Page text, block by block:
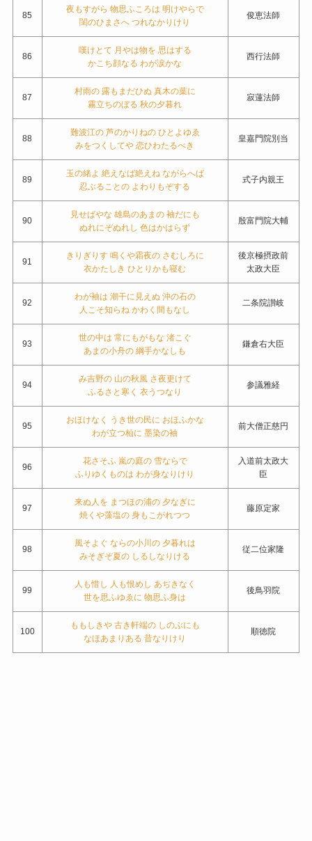
85
夜もすがら 物思ふころは 明けやらで
閨のひまさへ つれなかりけり
俊恵法師
86
嘆けとて 月やは物を 思はする
かこち顔なる わが涙かな
西行法師
87
村雨の 露もまだひぬ 真木の葉に
霧立ちのぼる 秋の夕暮れ
寂蓮法師
88
難波江の 芦のかりねの ひとよゆゑ
みをつくしてや 恋ひわたるべき
皇嘉門院別当
89
玉の緒よ 絶えなば絶えね ながらへば
忍ぶることの よわりもぞする
式子内親王
90
見せばやな 雄島のあまの 袖だにも
ぬれにぞぬれし 色はかはらず
殷富門院大輔
91
きりぎりす 鳴くや霜夜の さむしろに
衣かたしき ひとりかも寝む
後京極摂政前
太政大臣
92
わが袖は 潮干に見えぬ 沖の石の
人こそ知らね かわく間もなし
二条院讃岐
93
世の中は 常にもがもな 渚こぐ
あまの小舟の 綱手かなしも
鎌倉右大臣
94
み吉野の 山の秋風 さ夜更けて
ふるさと寒く 衣うつなり
参議雅経
95
おほけなく うき世の民に おほふかな
わが立つ杣に 墨染の袖
前大僧正慈円
96
花さそふ 嵐の庭の 雪ならで
ふりゆくものは わが身なりけり
入道前太政大
臣
97
来ぬ人を まつほの浦の 夕なぎに
焼くや藻塩の 身もこがれつつ
藤原定家
98
風そよぐ ならの小川の 夕暮れは
みそぎぞ夏の しるしなりける
従二位家隆
99
人も惜し 人も恨めし あぢきなく
世を思ふゆゑに 物思ふ身は
後鳥羽院
100
ももしきや 古き軒端の しのぶにも
なほあまりある 昔なりけり
順徳院